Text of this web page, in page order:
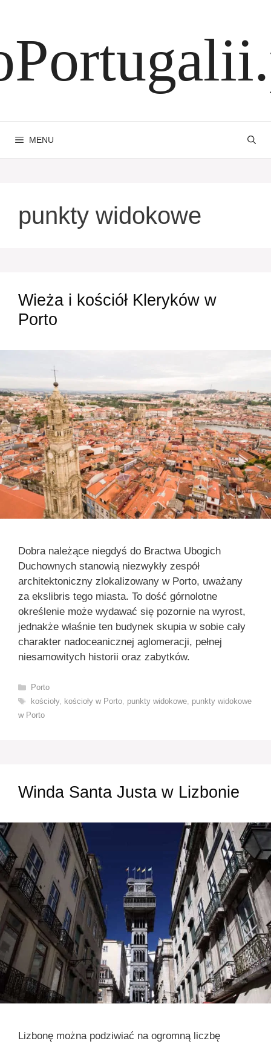
MENU
punkty widokowe
Wieża i kościół Kleryków w
Porto
Dobra należące niegdyś do Bractwa Ubogich
Duchownych stanowią niezwykły zespół
architektoniczny zlokalizowany w Porto, uważany
za ekslibris tego miasta. To dość górnolotne
określenie może wydawać się pozornie na wyrost,
jednakże właśnie ten budynek skupia w sobie cały
charakter nadoceanicznej aglomeracji, pełnej
niesamowitych historii oraz zabytków.
Kategorie
Porto
Tagi
kościoły, kościoły w Porto, punkty widokowe, punkty widokowe
w Porto
Winda Santa Justa w Lizbonie
Lizbonę można podziwiać na ogromną liczbę